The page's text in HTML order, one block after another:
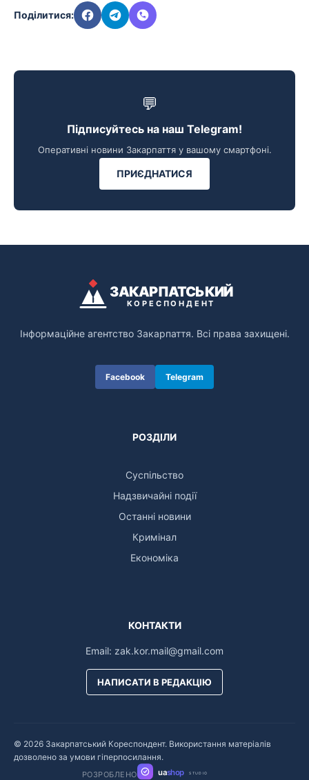
Поділитися:
💬
Підписуйтесь на наш Telegram!
Оперативні новини Закарпаття у вашому смартфоні.
ПРИЄДНАТИСЯ
ЗАКАРПАТСЬКИЙ
КОРЕСПОНДЕНТ
Інформаційне агентство Закарпаття. Всі права захищені.
Facebook Telegram
РОЗДІЛИ
Суспільство
Надзвичайні події
Останні новини
Кримінал
Економіка
КОНТАКТИ
Email: zak.kor.mail@gmail.com
НАПИСАТИ В РЕДАКЦІЮ
© 2026 Закарпатський Кореспондент. Використання матеріалів
дозволено за умови гіперпосилання.
РОЗРОБЛЕНО uashop STUDIO